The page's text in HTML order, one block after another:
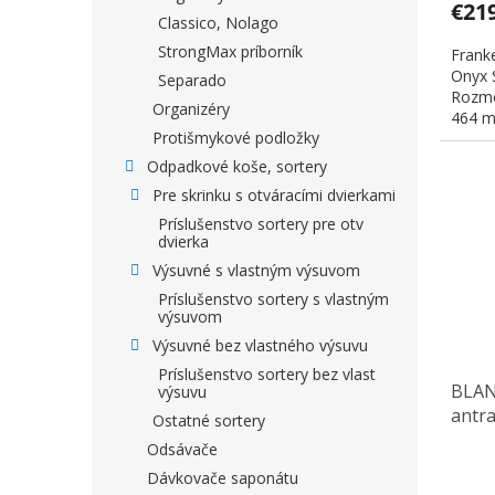
Classico, Nolago
StrongMax príborník
Separado
Organizéry
Protišmykové podložky
Odpadkové koše, sortery
Pre skrinku s otváracími dvierkami
Príslušenstvo sortery pre otv
dvierka
Výsuvné s vlastným výsuvom
Príslušenstvo sortery s vlastným
výsuvom
Výsuvné bez vlastného výsuvu
Príslušenstvo sortery bez vlast
výsuvu
Ostatné sortery
Odsávače
Dávkovače saponátu
Onyx
464